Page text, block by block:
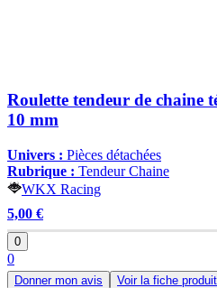
Roulette tendeur de chaine
10 mm
Univers : Pièces détachées
Rubrique : Tendeur Chaine
WKX Racing
5,00 €
0
0
Donner mon avis Voir la fiche produit